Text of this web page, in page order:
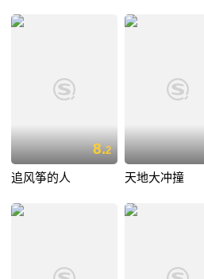
8.2
追风筝的人 天地大冲撞